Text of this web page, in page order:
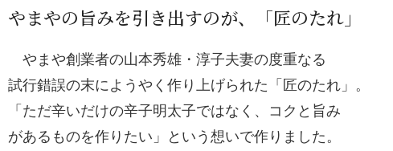
やまやの旨みを引き出すのが、「匠のたれ」
やまや創業者の山本秀雄・淳子夫妻の度重なる
試行錯誤の末にようやく作り上げられた「匠のたれ」。
「ただ辛いだけの辛子明太子ではなく、コクと旨み
があるものを作りたい」という想いで作りました。